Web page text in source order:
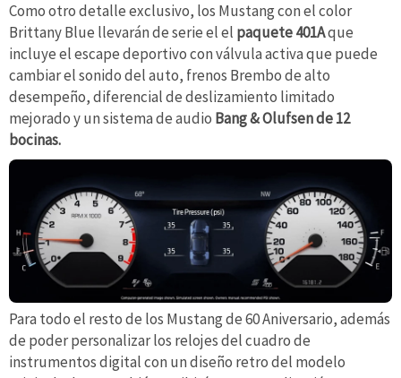
Como otro detalle exclusivo, los Mustang con el color
Brittany Blue llevarán de serie el el paquete 401Aque
incluye el escape deportivo con válvula activa que puede
cambiar el sonido del auto, frenos Brembo de alto
desempeño, diferencial de deslizamiento limitado
mejorado y un sistema de audio Bang & Olufsen de 12
bocinas.
Para todo el resto de los Mustang de 60 Aniversario, además
de poder personalizar los relojes del cuadro de
instrumentos digital con un diseño retro del modelo